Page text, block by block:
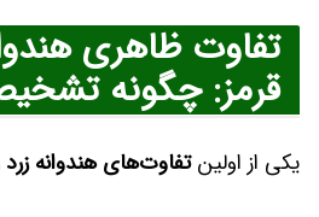
تفاوت ظاهری
قرمز: چگونه
یکی از اولینتفاوت‌های هندوانه زرد